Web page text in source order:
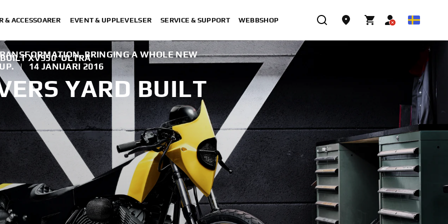
& ACCESSOARER EVENT & UPPLEVELSER SERVICE & SUPPORT WEBBSHOP
XV950 ‘ULTRA’BRINGING A WHOLE NEW
| 14 JANUARI 2016
YARD BUILT